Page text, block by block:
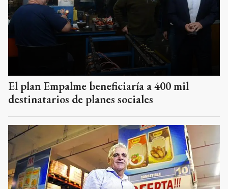
El plan Empalme beneficiaría a 400 mil
destinatarios de planes sociales